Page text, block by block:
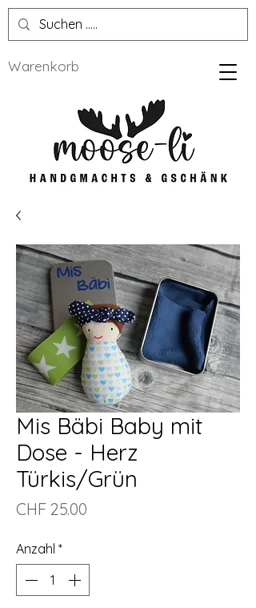
Warenkorb
Mis Bäbi Baby mit
Dose - Herz
Türkis/Grün
CHF 25.00
Anzahl *